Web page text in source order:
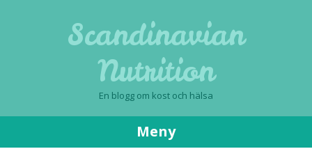
Scandinavian
Nutrition
En blogg om kost och hälsa
Meny